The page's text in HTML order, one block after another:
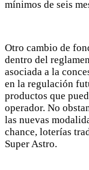
mínimos de seis
Otro cambio de
dentro del
asociada a la
en la regulación
productos que
operador. No
las nuevas
chance, loterías
Super Astro.